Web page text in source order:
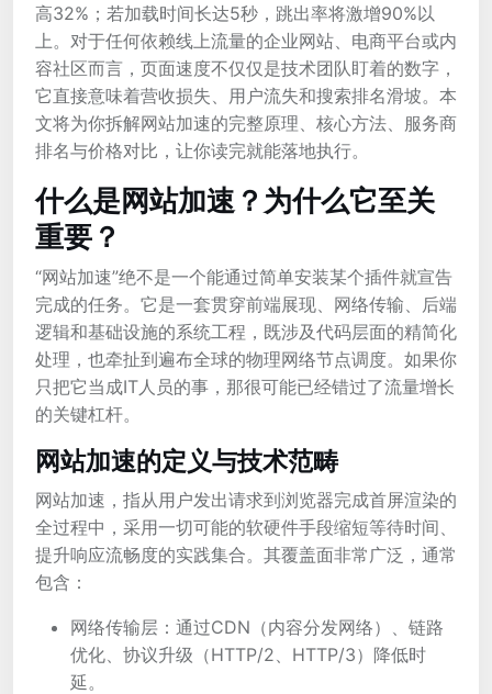
高32%；若加载时间长达5秒，跳出率将激增90%以
上。对于任何依赖线上流量的企业网站、电商平台或内
容社区而言，页面速度不仅仅是技术团队盯着的数字，
它直接意味着营收损失、用户流失和搜索排名滑坡。本
文将为你拆解网站加速的完整原理、核心方法、服务商
排名与价格对比，让你读完就能落地执行。
什么是网站加速？为什么它至关
重要？
“网站加速”绝不是一个能通过简单安装某个插件就宣告
完成的任务。它是一套贯穿前端展现、网络传输、后端
逻辑和基础设施的系统工程，既涉及代码层面的精简化
处理，也牵扯到遍布全球的物理网络节点调度。如果你
只把它当成IT人员的事，那很可能已经错过了流量增长
的关键杠杆。
网站加速的定义与技术范畴
网站加速，指从用户发出请求到浏览器完成首屏渲染的
全过程中，采用一切可能的软硬件手段缩短等待时间、
提升响应流畅度的实践集合。其覆盖面非常广泛，通常
包含：
网络传输层：通过CDN（内容分发网络）、链路
优化、协议升级（HTTP/2、HTTP/3）降低时
延。